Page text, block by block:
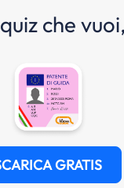
che
GRATIS